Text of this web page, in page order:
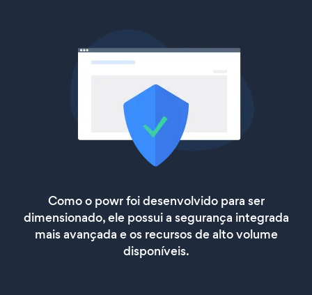
Como o powr foi desenvolvido para ser
dimensionado, ele possui a segurança integrada
mais avançada e os recursos de alto volume
disponíveis.